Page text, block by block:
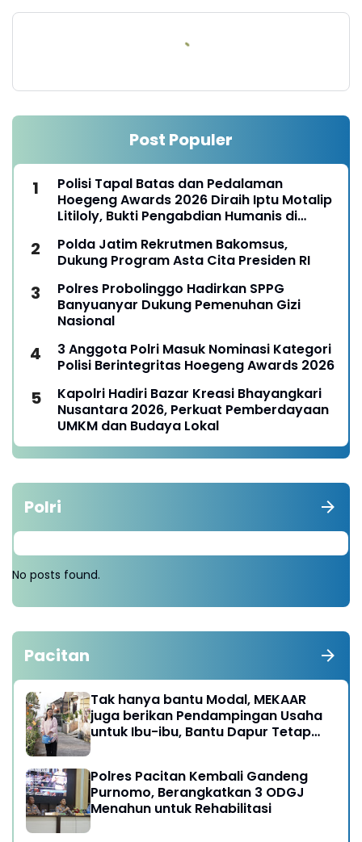
Post Populer
Polisi Tapal Batas dan Pedalaman
Hoegeng Awards 2026 Diraih Iptu Motalip
Litiloly, Bukti Pengabdian Humanis di
Polda Jatim Rekrutmen Bakomsus,
Dukung Program Asta Cita Presiden RI
Polres Probolinggo Hadirkan SPPG
Banyuanyar Dukung Pemenuhan Gizi
Nasional
3 Anggota Polri Masuk Nominasi Kategori
Polisi Berintegritas Hoegeng Awards 2026
Kapolri Hadiri Bazar Kreasi Bhayangkari
Nusantara 2026, Perkuat Pemberdayaan
UMKM dan Budaya Lokal
Polri
No posts found.
Pacitan
Tak hanya bantu Modal, MEKAAR
juga berikan Pendampingan Usaha
untuk Ibu-ibu, Bantu Dapur Tetap
Polres Pacitan Kembali Gandeng
Purnomo, Berangkatkan 3 ODGJ
Menahun untuk Rehabilitasi